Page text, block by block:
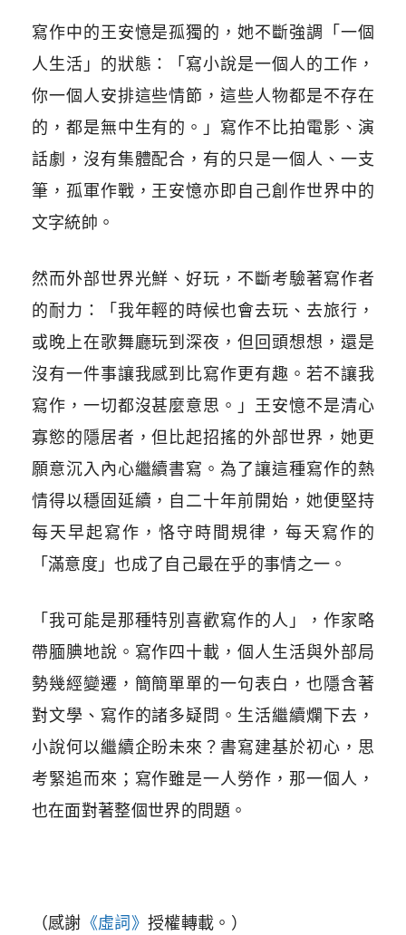
寫作中的王安憶是孤獨的，她不斷強調「一個
人生活」的狀態：「寫小說是一個人的工作，
你一個人安排這些情節，這些人物都是不存在
的，都是無中生有的。」寫作不比拍電影、演
話劇，沒有集體配合，有的只是一個人、一支
筆，孤軍作戰，王安憶亦即自己創作世界中的
文字統帥。
然而外部世界光鮮、好玩，不斷考驗著寫作者
的耐力：「我年輕的時候也會去玩、去旅行，
或晚上在歌舞廳玩到深夜，但回頭想想，還是
沒有一件事讓我感到比寫作更有趣。若不讓我
寫作，一切都沒甚麼意思。」王安憶不是清心
寡慾的隱居者，但比起招搖的外部世界，她更
願意沉入內心繼續書寫。為了讓這種寫作的熱
情得以穩固延續，自二十年前開始，她便堅持
每天早起寫作，恪守時間規律，每天寫作的
「滿意度」也成了自己最在乎的事情之一。
「我可能是那種特別喜歡寫作的人」，作家略
帶腼腆地說。寫作四十載，個人生活與外部局
勢幾經變遷，簡簡單單的一句表白，也隱含著
對文學、寫作的諸多疑問。生活繼續爛下去，
小說何以繼續企盼未來？書寫建基於初心，思
考緊追而來；寫作雖是一人勞作，那一個人，
也在面對著整個世界的問題。
（感謝 《虛詞》 授權轉載。 ）